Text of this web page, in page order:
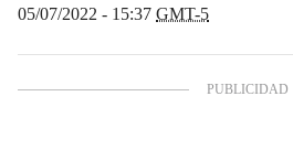
05/07/2022 - 15:37 GMT-5